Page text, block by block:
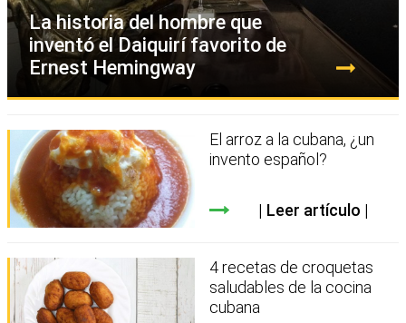
La historia del hombre que
inventó el Daiquirí favorito de
Ernest Hemingway
El arroz a la cubana, ¿un
invento español?
Leer artículo
4 recetas de croquetas
saludables de la cocina
cubana